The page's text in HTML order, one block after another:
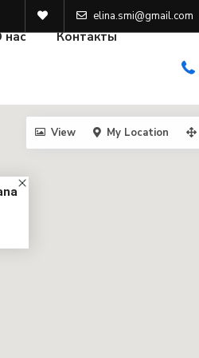
elina.smi@gmail.com
нас Контакты
View My Location